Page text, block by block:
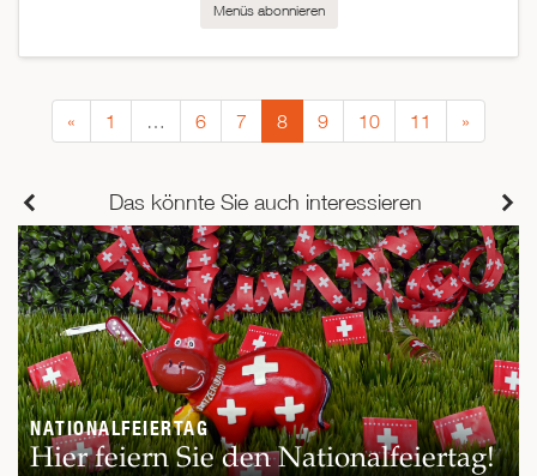
Menüs abonnieren
« 1 … 6 7 8 9 10 11 »
Das könnte Sie auch interessieren
NATIONALFEIERTAG
Hier feiern Sie den Nationalfeiertag!